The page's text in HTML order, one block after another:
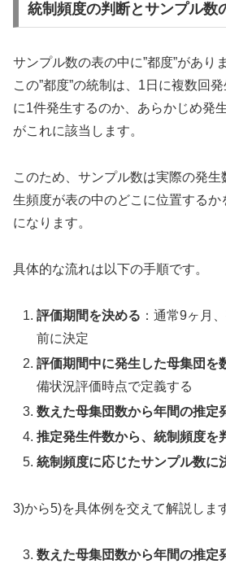
統制頻度の判断とサンプル数
サンプル数の表の中に”都度”があり
この”都度”の統制は、1日に複数回
に1件発生するのか、あらかじめ発
がこれに該当します。
このため、サンプル数は実際の発
生頻度が表の中のどこに位置するか
になります。
具体的な流れは以下の手順です。
評価期間を決める ：通常9ヶ月
前に決定
評価期間中に発生した母集団を
備状況評価時点で定義する
数えた母集団数から年間の推定
推定発生件数から、統制頻度を
統制頻度に応じたサンプル数に
3)から5)を具体例を交えて解説しま
数えた母集団数から年間の推定